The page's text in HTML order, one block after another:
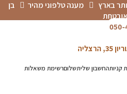
בארץ מענה טלפוני מהיר
בן
הרצליה
קניותהחשבון שליתשלוםרשימת משאלות